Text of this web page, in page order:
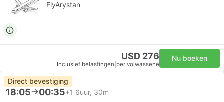
FlyArystan
USD 276
Inclusief belastingen per volwassene
Nu boeken
Direct bevestiging
18:05 00:35+1 6uur, 30m